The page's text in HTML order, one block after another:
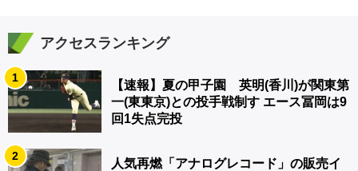
アクセスランキング
1
【速報】夏の甲子園 英明(香川)が関東第
一(東東京)との投手戦制す エース冨岡は9
回1失点完投
2
人気再燃「アナログレコード」の販売イ